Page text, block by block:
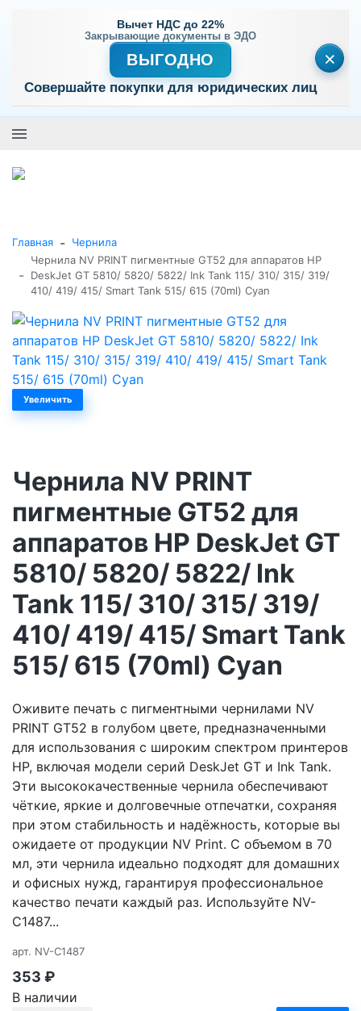
Вычет НДС до 22%
Закрывающие документы в ЭДО
ВЫГОДНО
Совершайте покупки для юридических лиц
×
Главная - Чернила
-
Чернила NV PRINT пигментные GT52 для аппаратов HP
DeskJet GT 5810/ 5820/ 5822/ Ink Tank 115/ 310/ 315/ 319/
410/ 419/ 415/ Smart Tank 515/ 615 (70ml) Cyan
Увеличить
Чернила NV PRINT
пигментные GT52 для
аппаратов HP DeskJet GT
5810/ 5820/ 5822/ Ink
Tank 115/ 310/ 315/ 319/
410/ 419/ 415/ Smart Tank
515/ 615 (70ml) Cyan
Оживите печать с пигментными чернилами NV
PRINT GT52 в голубом цвете, предназначенными
для использования с широким спектром принтеров
HP, включая модели серий DeskJet GT и Ink Tank.
Эти высококачественные чернила обеспечивают
чёткие, яркие и долговечные отпечатки, сохраняя
при этом стабильность и надёжность, которые вы
ожидаете от продукции NV Print. С объемом в 70
мл, эти чернила идеально подходят для домашних
и офисных нужд, гарантируя профессиональное
качество печати каждый раз. Используйте NV-
C1487...
арт. NV-C1487
353 ₽
В наличии